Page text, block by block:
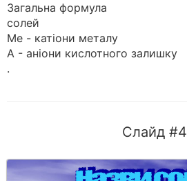
Загальна формула
солей
Me - катіони металу
А - аніони кислотного залишку
.
Слайд #4